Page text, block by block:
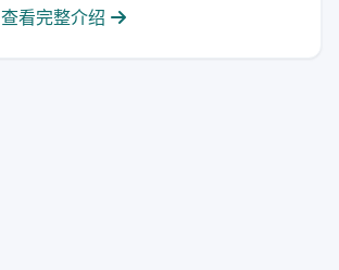
查看完整介绍